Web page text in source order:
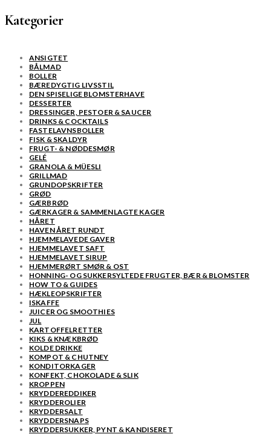
Kategorier
ANSIGTET
BÅLMAD
BOLLER
BÆREDYGTIG LIVSSTIL
DEN SPISELIGE BLOMSTERHAVE
DESSERTER
DRESSINGER, PESTOER & SAUCER
DRINKS & COCKTAILS
FASTELAVNSBOLLER
FISK & SKALDYR
FRUGT- & NØDDESMØR
GELÉ
GRANOLA & MÜESLI
GRILLMAD
GRUNDOPSKRIFTER
GRØD
GÆRBRØD
GÆRKAGER & SAMMENLAGTE KAGER
HÅRET
HAVEN ÅRET RUNDT
HJEMMELAVEDE GAVER
HJEMMELAVET SAFT
HJEMMELAVET SIRUP
HJEMMERØRT SMØR & OST
HONNING- OG SUKKERSYLTEDE FRUGTER, BÆR & BLOMSTER
HOW TO & GUIDES
HÆKLEOPSKRIFTER
ISKAFFE
JUICER OG SMOOTHIES
JUL
KARTOFFELRETTER
KIKS & KNÆKBRØD
KOLDE DRIKKE
KOMPOT & CHUTNEY
KONDITORKAGER
KONFEKT, CHOKOLADE & SLIK
KROPPEN
KRYDDEREDDIKER
KRYDDEROLIER
KRYDDERSALT
KRYDDERSNAPS
KRYDDERSUKKER, PYNT & KANDISERET